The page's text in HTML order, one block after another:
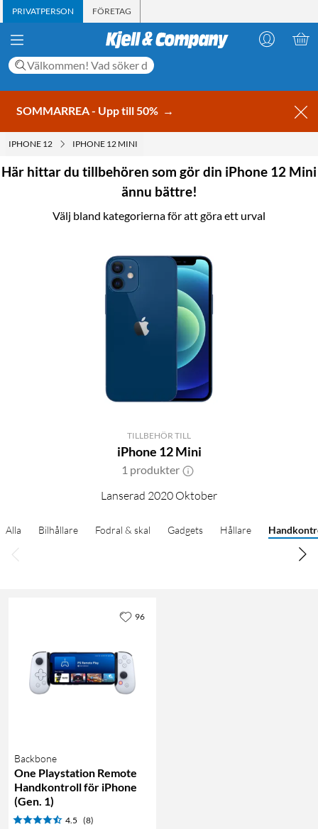
PRIVATPERSON FÖRETAG
SOMMARREA - Upp till 50% →
IPHONE 12 IPHONE 12 MINI
Här hittar du tillbehören som gör din iPhone 12 Mini
ännu bättre!
Välj bland kategorierna för att göra ett urval
TILLBEHÖR TILL
iPhone 12 Mini
1 produkter
Lanserad 2020 Oktober
Alla Bilhållare Fodral & skal Gadgets Hållare
Backbone
One Playstation Remote
Handkontroll för iPhone
(Gen. 1)
4.5 (8)
96